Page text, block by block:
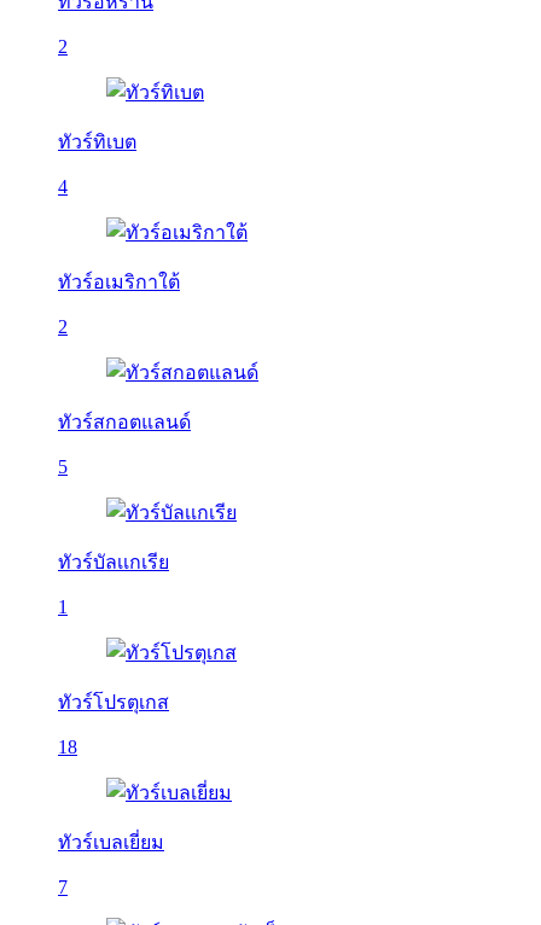
2
ทัวร์ทิเบต
4
ทัวร์อเมริกาใต้
2
ทัวร์สกอตแลนด์
5
ทัวร์บัลเเกเรีย
1
ทัวร์โปรตุเกส
18
ทัวร์เบลเยี่ยม
7